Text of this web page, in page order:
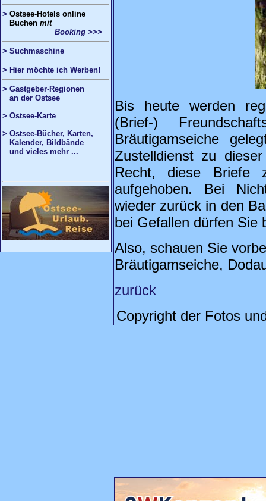
> Ostsee-Hotels online
Buchen mit
Booking >>>
> Suchmaschine
> Hier möchte ich Werben!
> Gastgeber-Regionen
an der Ostsee
> Ostsee-Karte
> Ostsee-Bücher, Karten,
Kalender, Bildbände
und vieles mehr ...
Bis heute werden
(Brief-)
Bräutigamseiche
Zustelldienst zu
Recht, diese Briefe
aufgehoben. Bei
wieder zurück in den
bei Gefallen dürfen Sie
Also, schauen Sie
Bräutigamseiche,
zurück
Copyright der Fotos